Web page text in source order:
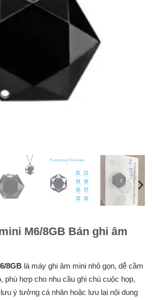
M6/8GB Bán ghi âm
8GB là máy ghi âm mini nhỏ gọn, dễ cầm
phù hợp cho nhu cầu ghi chú cuộc họp,
ý tưởng cá nhân hoặc lưu lại nội dung